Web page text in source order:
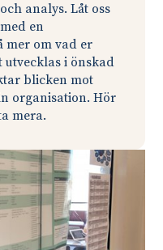
analys. Låt oss
en
mer om vad er
utvecklas i önskad
blicken mot
organisation. Hör
mera.